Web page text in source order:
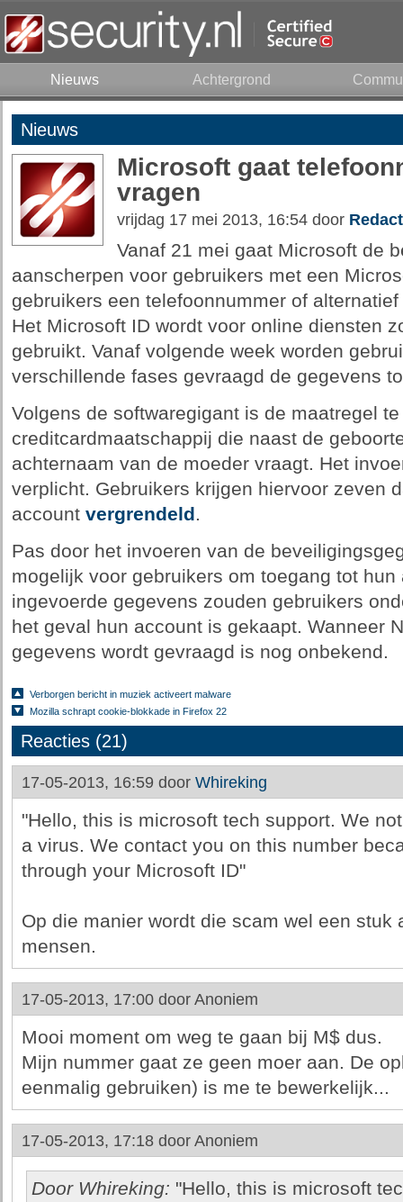
Nieuws Achtergrond
Nieuws
Microsoft gaat
vragen
vrijdag 17 mei 2013, 16:54 door
Vanaf 21 mei gaat Microsoft de
aanscherpen voor gebruikers met een
gebruikers een telefoonnummer of
Het Microsoft ID wordt voor online diensten
gebruikt. Vanaf volgende week worden
verschillende fases gevraagd de gegevens
Volgens de softwaregigant is de maatregel
creditcardmaatschappij die naast de
achternaam van de moeder vraagt. Het
verplicht. Gebruikers krijgen hiervoor zeven
account vergrendeld.
Pas door het invoeren van de
mogelijk voor gebruikers om toegang tot
ingevoerde gegevens zouden gebruikers
het geval hun account is gekaapt. Wanneer
gegevens wordt gevraagd is nog onbekend.
Verborgen bericht in muziek activeert malware
Mozilla schrapt cookie-blokkade in Firefox 22
Reacties (21)
17-05-2013, 16:59 door Whireking
"Hello, this is microsoft tech support. We
a virus. We contact you on this number
through your Microsoft ID"
Op die manier wordt die scam wel een stuk
mensen.
17-05-2013, 17:00 door Anoniem
Mooi moment om weg te gaan bij M$ dus.
Mijn nummer gaat ze geen moer aan. De
eenmalig gebruiken) is me te bewerkelijk...
17-05-2013, 17:18 door Anoniem
Door Whireking: "Hello, this is microsoft